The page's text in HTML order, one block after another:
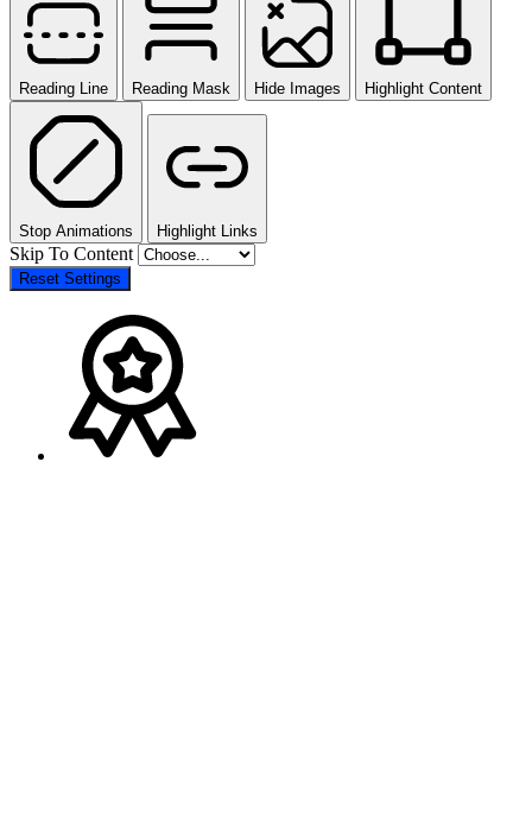
Reading Line Reading Mask Hide Images Highlight Content
Stop Animations Highlight Links
Skip To Content
Reset Settings